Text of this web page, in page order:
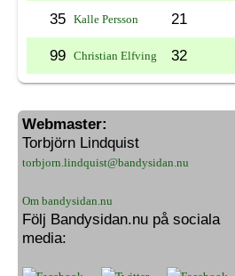
35 Kalle Persson 21
99 Christian Elfving 32
Webmaster:
Torbjörn Lindquist
torbjorn.lindquist@bandysidan.nu
Om bandysidan.nu
Följ Bandysidan.nu på sociala
media: